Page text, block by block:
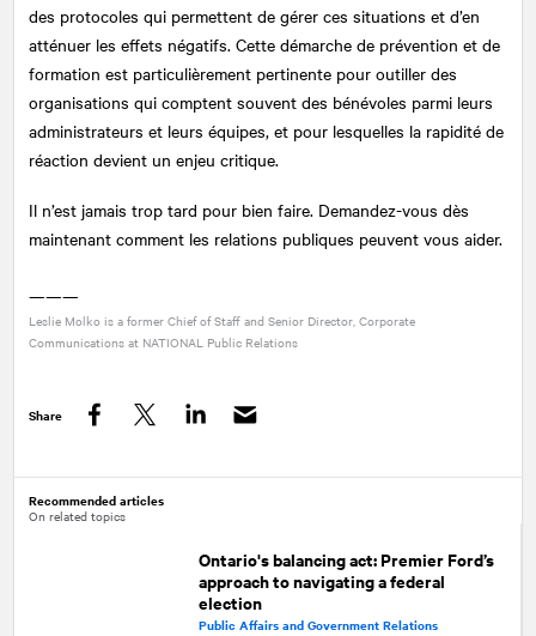
des protocoles qui permettent de gérer ces situations et d’en
atténuer les effets négatifs. Cette démarche de prévention et de
formation est particulièrement pertinente pour outiller des
organisations qui comptent souvent des bénévoles parmi leurs
administrateurs et leurs équipes, et pour lesquelles la rapidité de
réaction devient un enjeu critique.
Il n’est jamais trop tard pour bien faire. Demandez-vous dès
maintenant comment les relations publiques peuvent vous aider.
———
Leslie Molko is a former Chief of Staff and Senior Director, Corporate
Communications at NATIONAL Public Relations
Share
Recommended articles
On related topics
Ontario's balancing act: Premier Ford’s
approach to navigating a federal
election
Public Affairs and Government Relations